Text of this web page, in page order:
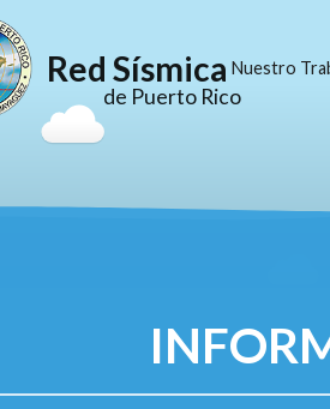
Red Sísmica
de Puerto Rico
Nuestro